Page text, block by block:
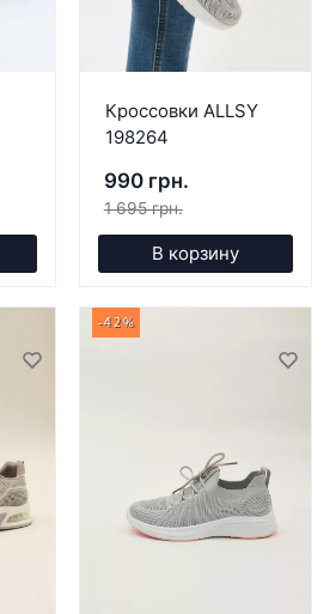
Кроссовки ALLSY
198264
990 грн.
1 695 грн.
В корзину
-42%